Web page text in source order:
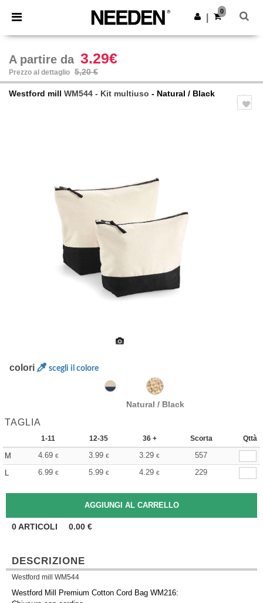
× App Needen
Prezzi migliori sull'app!
Scarica app
0
A partire da 3.29€
Prezzo al dettaglio 5,20 €
Westford mill WM544 - Kit multiuso - Natural / Black
colori scegli il colore
Natural / Black
TAGLIA
1-11 12-35 36 + Scorta Qttà
M 4.69 € 3.99 € 3.29 €
557
L
6.99 € 5.99 € 4.29 € 229
0ARTICOLI 0.00 €
DESCRIZIONE
Westford mill WM544
Westford Mill Premium Cotton Cord Bag WM216: